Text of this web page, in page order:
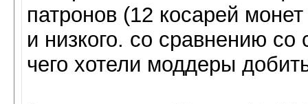
патронов (12 косарей
и низкого. со сравнению
чего хотели моддеры